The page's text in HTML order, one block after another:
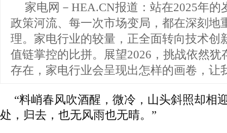
家电网－HEA.CN报道： 站在2025年的
政策河流、每一次市场变局，都在深刻地
理。家电行业的较量，正全面转向技术创
值链掌控的比拼。展望2026，挑战依然犹
存在，家电行业会呈现出怎样的画卷，让
“料峭春风吹酒醒，微冷，山头斜照却相
处，归去，也无风雨也无晴。”